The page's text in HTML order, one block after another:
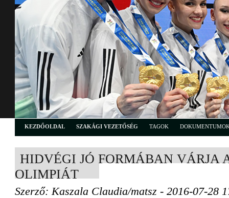
KEZDŐOLDAL SZAKÁGI VEZETŐSÉG TAGOK
HIDVÉGI JÓ FORMÁBAN VÁRJA
OLIMPIÁT
Szerző: Kaszala Claudia/matsz - 2016-07-28